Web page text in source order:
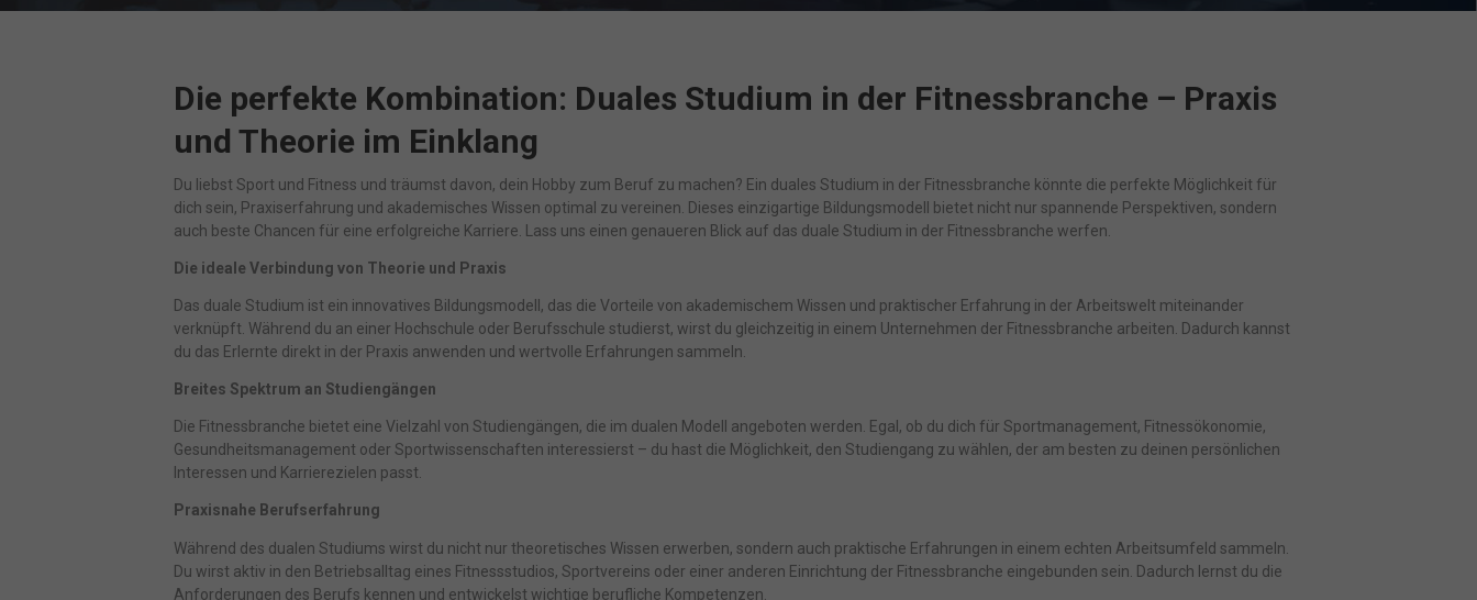
Die perfekte Kombination: Duales Studium in der Fitnessbranche – Praxis
und Theorie im Einklang
Du liebst Sport und Fitness und träumst davon, dein Hobby zum Beruf zu machen? Ein duales Studium in der Fitnessbranche könnte die perfekte Möglichkeit für
dich sein, Praxiserfahrung und akademisches Wissen optimal zu vereinen. Dieses einzigartige Bildungsmodell bietet nicht nur spannende Perspektiven, sondern
auch beste Chancen für eine erfolgreiche Karriere. Lass uns einen genaueren Blick auf das duale Studium in der Fitnessbranche werfen.
Die ideale Verbindung von Theorie und Praxis
Das duale Studium ist ein innovatives Bildungsmodell, das die Vorteile von akademischem Wissen und praktischer Erfahrung in der Arbeitswelt miteinander
verknüpft. Während du an einer Hochschule oder Berufsschule studierst, wirst du gleichzeitig in einem Unternehmen der Fitnessbranche arbeiten. Dadurch kannst
du das Erlernte direkt in der Praxis anwenden und wertvolle Erfahrungen sammeln.
Breites Spektrum an Studiengängen
Die Fitnessbranche bietet eine Vielzahl von Studiengängen, die im dualen Modell angeboten werden. Egal, ob du dich für Sportmanagement, Fitnessökonomie,
Gesundheitsmanagement oder Sportwissenschaften interessierst – du hast die Möglichkeit, den Studiengang zu wählen, der am besten zu deinen persönlichen
Interessen und Karrierezielen passt.
Praxisnahe Berufserfahrung
Während des dualen Studiums wirst du nicht nur theoretisches Wissen erwerben, sondern auch praktische Erfahrungen in einem echten Arbeitsumfeld sammeln.
Du wirst aktiv in den Betriebsalltag eines Fitnessstudios, Sportvereins oder einer anderen Einrichtung der Fitnessbranche eingebunden sein. Dadurch lernst du die
Anforderungen des Berufs kennen und entwickelst wichtige berufliche Kompetenzen.
Marketing (1) Marketing
Marketing-Cookies werden von Drittanbietern oder Publishern verwendet, um
personalisierte Werbung anzuzeigen. Sie tun dies, indem sie Besucher über Websites
Cookie-Informationen anzeigen
powered by Borlabs Cookie Datenschutzerklärung Impressum